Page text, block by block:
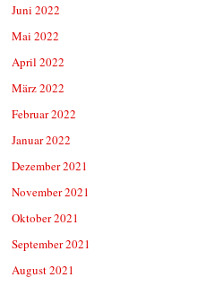
Juni 2022
Mai 2022
April 2022
März 2022
Februar 2022
Januar 2022
Dezember 2021
November 2021
Oktober 2021
September 2021
August 2021